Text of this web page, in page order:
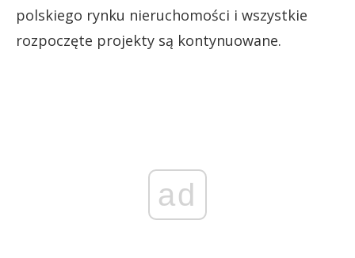
polskiego rynku nieruchomości i wszystkie
rozpoczęte projekty są kontynuowane.
ad